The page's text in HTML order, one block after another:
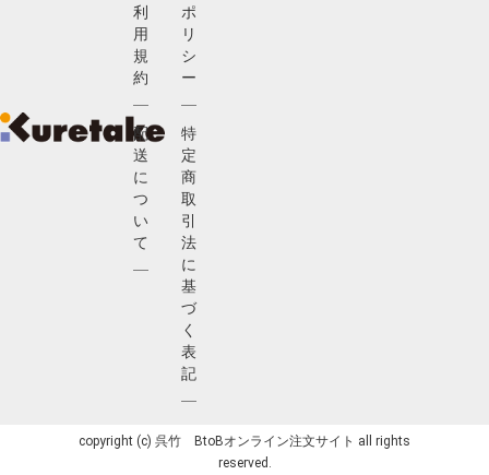
利
用
規
約
配
送
に
つ
い
て
ポ
リ
シ
ー
特
定
商
取
引
法
に
基
づ
く
表
記
copyright (c) 呉竹 BtoBオンライン注文サイト all rights
reserved.